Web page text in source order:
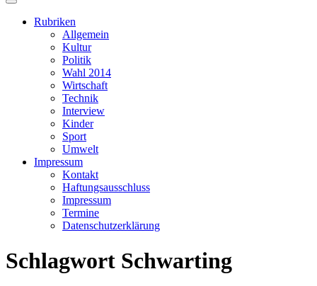
Suchfeld
ein-/ausblenden
Rubriken
Allgemein
Kultur
Politik
Wahl 2014
Wirtschaft
Technik
Interview
Kinder
Sport
Umwelt
Impressum
Kontakt
Haftungsausschluss
Impressum
Termine
Datenschutzerklärung
Schlagwort Schwarting